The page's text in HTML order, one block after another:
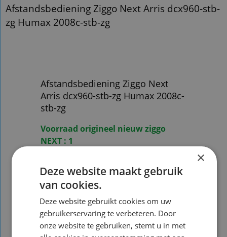
Afstandsbediening Ziggo Next Arris dcx960-stb-
zg Humax 2008c-stb-zg
Afstandsbediening Ziggo Next
Arris dcx960-stb-zg Humax 2008c-
stb-zg
Voorraad origineel nieuw ziggo
NEXT : 1
next:4
Next : 3 ( zie foto 2 )
LET OP : Vervangende
×
Deze website maakt gebruik
van cookies.
Deze website gebruikt cookies om uw
gebruikerservaring te verbeteren. Door
onze website te gebruiken, stemt u in met